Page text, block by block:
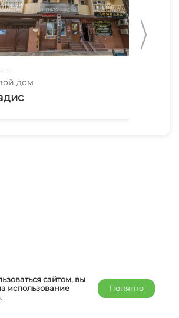
дом
сайтом, вы
использование
.
Понятно